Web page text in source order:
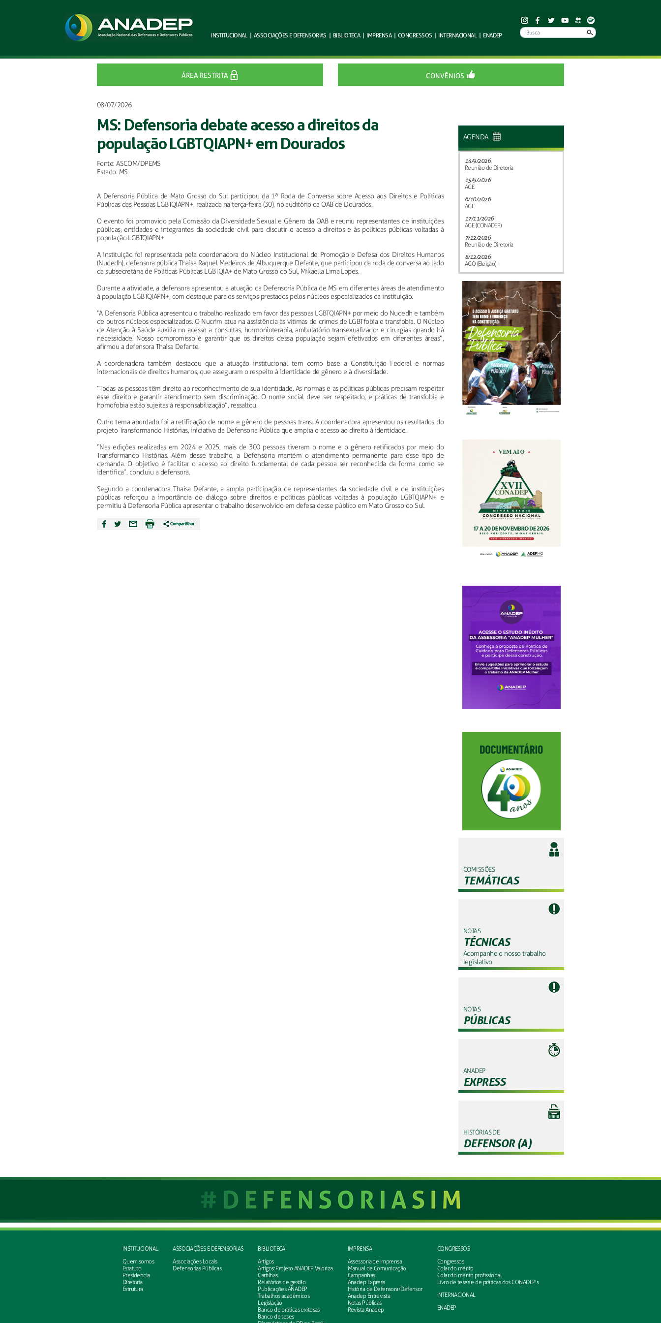
INSTITUCIONAL | ASSOCIAÇÕES EDEFENSORIAS | BIBLIOTECA | IMPRENSA | CONGRESSOS | INTERNACIONAL | ENADEP
ÁREA RESTRITA CONVÊNIOS
08/07/2026
MS: Defensoria debate acesso a direitos da
população LGBTQIAPN+ em Dourados
Fonte: ASCOM/DPEMS
Estado: MS
A Defensoria Pública de Mato Grosso do Sul participou da 1ª Roda de Conversa sobre Acesso aos Direitos e Políticas
Públicas das Pessoas LGBTQIAPN+, realizada na terça-feira (30), no auditório da OAB de Dourados.
O evento foi promovido pela Comissão da Diversidade Sexual e Gênero da OAB e reuniu representantes de instituições
públicas, entidades e integrantes da sociedade civil para discutir o acesso a direitos e às políticas públicas voltadas à
população LGBTQIAPN+.
A instituição foi representada pela coordenadora do Núcleo Institucional de Promoção e Defesa dos Direitos Humanos
(Nudedh), defensora pública Thaisa Raquel Medeiros de Albuquerque Defante, que participou da roda de conversa ao lado
da subsecretária de Políticas Públicas LGBTQIA+ de Mato Grosso do Sul, Mikaella Lima Lopes.
Durante a atividade, a defensora apresentou a atuação da Defensoria Pública de MS em diferentes áreas de atendimento
à população LGBTQIAPN+, com destaque para os serviços prestados pelos núcleos especializados da instituição.
“A Defensoria Pública apresentou o trabalho realizado em favor das pessoas LGBTQIAPN+ por meio do Nudedh e também
de outros núcleos especializados. O Nucrim atua na assistência às vítimas de crimes de LGBTfobia e transfobia. O Núcleo
de Atenção à Saúde auxilia no acesso a consultas, hormonioterapia, ambulatório transexualizador e cirurgias quando há
necessidade. Nosso compromisso é garantir que os direitos dessa população sejam efetivados em diferentes áreas”,
afirmou a defensora Thaisa Defante.
A coordenadora também destacou que a atuação institucional tem como base a Constituição Federal e normas
internacionais de direitos humanos, que asseguram o respeito à identidade de gênero e à diversidade.
“Todas as pessoas têm direito ao reconhecimento de sua identidade. As normas e as políticas públicas precisam respeitar
esse direito e garantir atendimento sem discriminação. O nome social deve ser respeitado, e práticas de transfobia e
homofobia estão sujeitas à responsabilização”, ressaltou.
Outro tema abordado foi a retificação de nome e gênero de pessoas trans. A coordenadora apresentou os resultados do
projeto Transformando Histórias, iniciativa da Defensoria Pública que amplia o acesso ao direito à identidade.
“Nas edições realizadas em 2024 e 2025, mais de 300 pessoas tiveram o nome e o gênero retificados por meio do
Transformando Histórias. Além desse trabalho, a Defensoria mantém o atendimento permanente para esse tipo de
demanda. O objetivo é facilitar o acesso ao direito fundamental de cada pessoa ser reconhecida da forma como se
identifica”, concluiu a defensora.
Segundo a coordenadora Thaisa Defante, a ampla participação de representantes da sociedade civil e de instituições
públicas reforçou a importância do diálogo sobre direitos e políticas públicas voltadas à população LGBTQIAPN+ e
permitiu à Defensoria Pública apresentar o trabalho desenvolvido em defesa desse público em Mato Grosso do Sul.
AGENDA
14/9/2026
Reunião de Diretoria
15/9/2026
AGE
6/10/2026
AGE
17/11/2026
AGE (CONADEP)
7/12/2026
Reunião de Diretoria
8/12/2026
AGO (Eleição)
COMISSÕES
TEMÁTICAS
NOTAS
TÉCNICAS
Acompanhe o nosso trabalho
legislativo
NOTAS
PÚBLICAS
ANADEP
EXPRESS
HISTÓRIAS DE
DEFENSOR (A)
INSTITUCIONAL
Quem somos
Estatuto
Presidencia
Diretoria
Estrutura
ASSOCIAÇÕES E DEFENSORIAS
Associações Locais
Defensorias Públicas
BIBLIOTECA
Artigos
Artigos: Projeto ANADEP Valoriza
Cartilhas
Relatórios de gestão
Publicações ANADEP
Trabalhos acadêmicos
Legislação
Banco de práticas exitosas
Banco de teses
IMPRENSA
Assessoria de Imprensa
Manual de Comunicação
Campanhas
Anadep Express
História de Defensora/Defensor
Anadep Entrevista
Notas Públicas
Revista Anadep
CONGRESSOS
Congressos
Colar do mérito
Colar do mérito profissional
Livro de teses e de práticas dos CONADEP's
INTERNACIONAL
ENADEP